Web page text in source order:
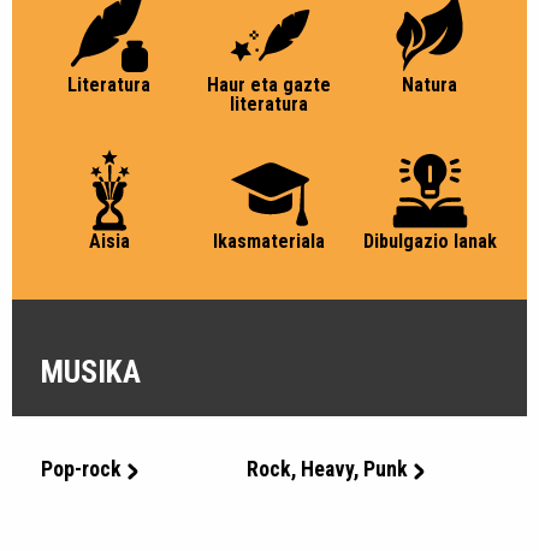
Literatura
Haur eta gazte
literatura
Natura
Aisia Ikasmateriala Dibulgazio lanak
MUSIKA
Pop-rock Rock, Heavy, Punk